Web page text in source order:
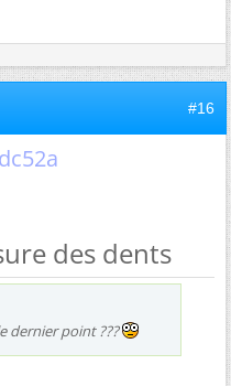
#16
des dents
dernier point ???